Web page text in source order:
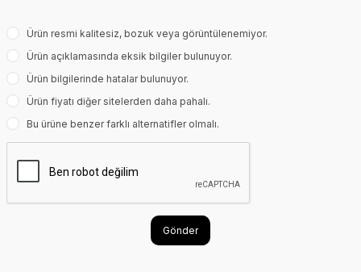
Ürün resmi kalitesiz, bozuk veya görüntülenemiyor.
Ürün açıklamasında eksik bilgiler bulunuyor.
Ürün bilgilerinde hatalar bulunuyor.
Ürün fiyatı diğer sitelerden daha pahalı.
Bu ürüne benzer farklı alternatifler olmalı.
Gönder